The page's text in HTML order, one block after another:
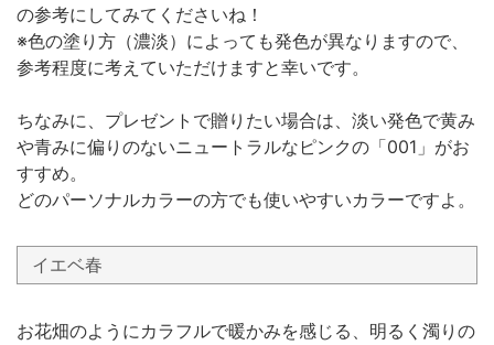
の参考にしてみてくださいね！
※色の塗り方（濃淡）によっても発色が異なりますので、
参考程度に考えていただけますと幸いです。
ちなみに、プレゼントで贈りたい場合は、淡い発色で黄み
や青みに偏りのないニュートラルなピンクの「001」がお
すすめ。
どのパーソナルカラーの方でも使いやすいカラーですよ。
イエベ春
お花畑のようにカラフルで暖かみを感じる、明るく濁りの